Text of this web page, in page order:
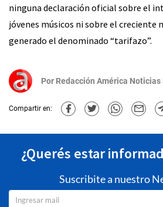
ninguna declaración oficial sobre el
jóvenes músicos ni sobre el creciente
generado el denominado “tarifazo”.
Por Redacción América Noticias
Compartir en:
¿Querés estar
Suscribite a nuestro